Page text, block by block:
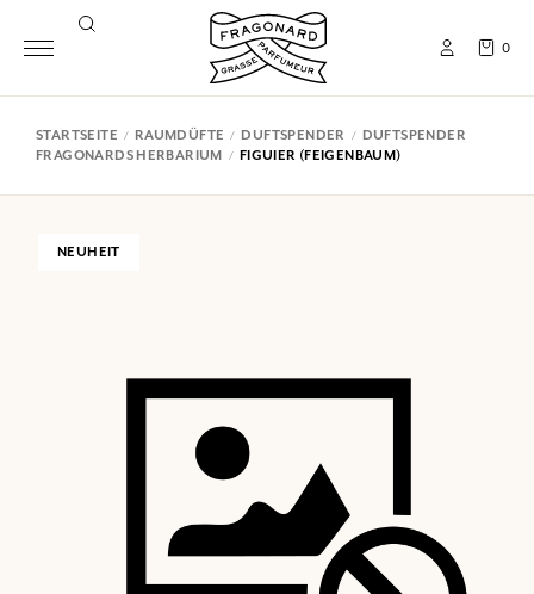
0
STARTSEITE RAUMDÜFTE DUFTSPENDER
DUFTSPENDER
FRAGONARDS HERBARIUM
FIGUIER (FEIGENBAUM)
NEUHEIT